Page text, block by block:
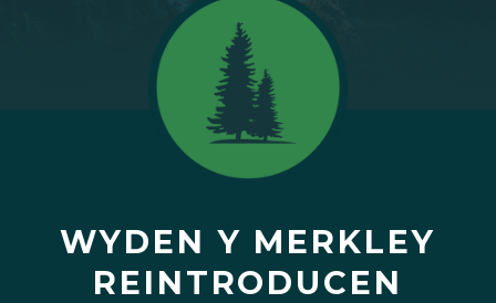
WYDEN Y MERKLEY
REINTRODUCEN